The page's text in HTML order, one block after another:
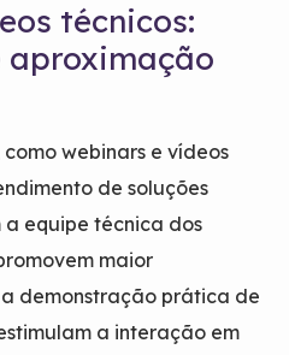
técnicos:
aproximação
webinars e vídeos
de soluções
equipe técnica dos
maior
demonstração prática de
a interação em